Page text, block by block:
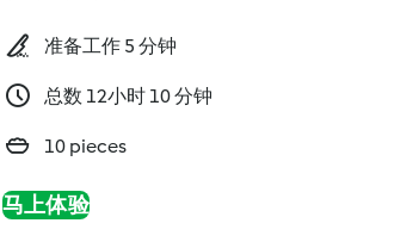
准备工作 5 分钟
总数 12小时 10 分钟
10 pieces
马上体验